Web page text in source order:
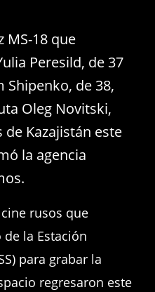
MS-18 que
Peresild, de 37
Shipenko, de 38,
Oleg Novitski,
Kazajistán este
la agencia
rusos que
la Estación
para grabar la
regresaron este